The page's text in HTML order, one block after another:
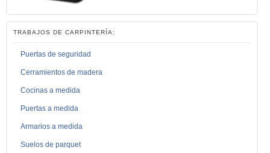
TRABAJOS DE CARPINTERÍA:
Puertas de seguridad
Cerramientos de madera
Cocinas a medida
Puertas a medida
Armarios a medida
Suelos de parquet